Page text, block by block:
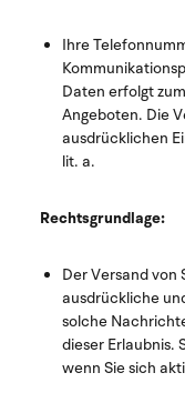
Ihre
Daten erfolgt
Angeboten. Die
ausdrücklichen
lit. a.
Rechtsgrundlage:
Der Versand
ausdrückliche
solche
dieser Erlaubnis.
wenn Sie sich